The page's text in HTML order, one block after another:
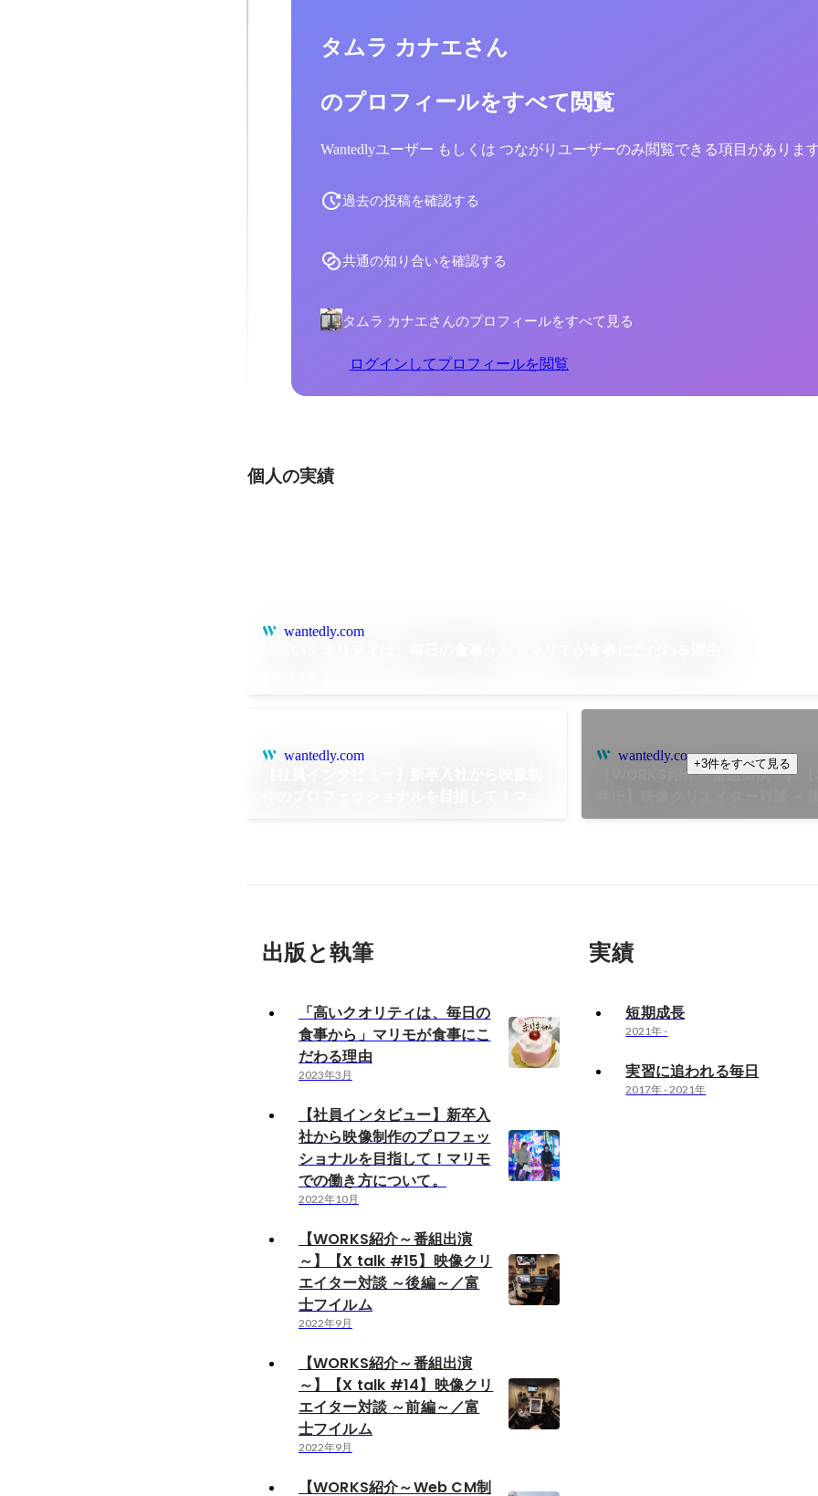
タムラ カナエさん
のプロフィールをすべて閲覧
Wantedlyユーザー もしくは つながりユーザーのみ閲覧できる項目がありま
過去の投稿を確認する
共通の知り合いを確認する
タムラ カナエさんのプロフィールをすべて見る
ログインしてプロフィールを閲覧
個人の実績
wantedly.com
wantedly.com wantedly.com
【WORKS紹介～番組出演～】
士フイルム
+3件をすべて見る
出版と執筆
「高いクオリティは、毎日の
食事から」マリモが食事にこ
だわる理由
2023年3月
【社員インタビュー】新卒入
社から映像制作のプロフェッ
ショナルを目指して！マリモ
での働き方について。
2022年10月
【WORKS紹介～番組出演
～】【X talk #15】映像クリ
エイター対談 ～後編～／富
士フイルム
2022年9月
【WORKS紹介～番組出演
～】【X talk #14】映像クリ
エイター対談 ～前編～／富
士フイルム
2022年9月
【WORKS紹介～Web CM制
実績
短期成長
2021年-
実習に追われる毎日
2017年-2021年